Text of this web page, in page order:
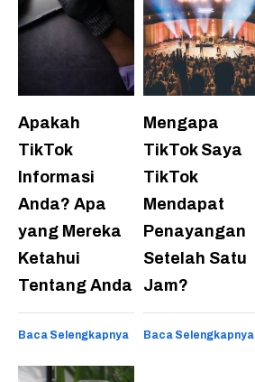
Apakah
TikTok
Informasi
Anda? Apa
yang Mereka
Ketahui
Tentang Anda
Baca Selengkapnya
Mengapa
TikTok Saya
TikTok
Mendapat
Penayangan
Setelah Satu
Jam?
Baca Selengkapnya